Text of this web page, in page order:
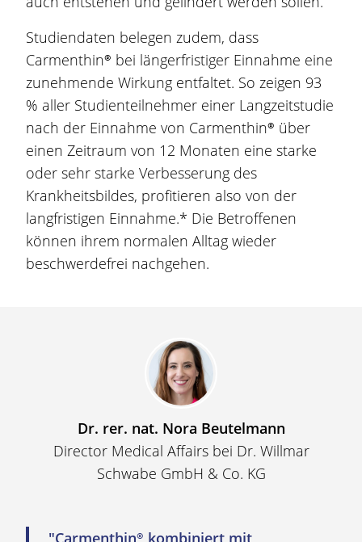
Studiendaten belegen zudem, dass
Carmenthin® bei längerfristiger Einnahme eine
zunehmende Wirkung entfaltet. So zeigen 93
% aller Studienteilnehmer einer Langzeitstudie
nach der Einnahme von Carmenthin® über
einen Zeitraum von 12 Monaten eine starke
oder sehr starke Verbesserung des
Krankheitsbildes, profitieren also von der
langfristigen Einnahme.* Die Betroffenen
können ihrem normalen Alltag wieder
beschwerdefrei nachgehen.
Dr. rer. nat. Nora Beutelmann
Director Medical Affairs bei Dr. Willmar
Schwabe GmbH & Co. KG
"Carmenthin® kombiniert mit